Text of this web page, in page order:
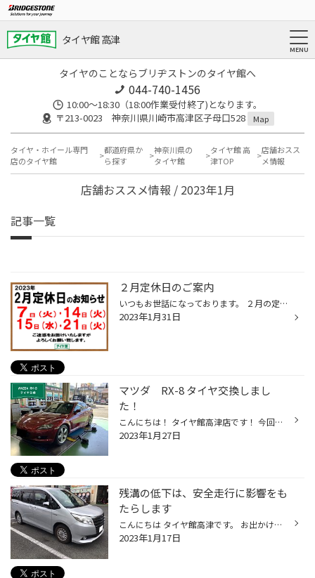
タイヤ館 高津
タイヤのことならブリヂストンのタイヤ館へ
044-740-1456
10:00～18:30（18:00作業受付終了)となります。
〒213-0023 神奈川県川崎市高津区子母口528
Map
タイヤ・ホイール専門
店のタイヤ館
都道府県か
ら探す
神奈川県の
タイヤ館
タイヤ館 高
津TOP
店舗おスス
メ情報
店舗おススメ情報 / 2023年1月
記事一覧
２月定休日のご案内
いつもお世話になっております。 ２月の定休日のご案内です。 尚、２月１５日は水曜日ですがお休みをさせて頂きますので ご注意下さい。 ご不便をお掛けしますが、よろしくお願い致します。
2023年1月31日
マツダ RX-8 タイヤ交換しまし
た！
こんにちは！ タイヤ館高津店です！ 今回は、RX-8のタイヤ交換をご紹介します！ 本日ご来店されましたRX-8は、 前回、エアーチェックでご来店され、 パンクしていることが見つかりました。 お客様は、お車をあと2〜3年でお乗り換えをする予定で、 この機会にタイヤ交換をするか、 パンク修理をして...
2023年1月27日
残溝の低下は、安全走行に影響をも
たらします
こんにちは タイヤ館高津です。 お出かけ前のご準備はお済みですか？ 本日は、タイヤ交換の紹介です！ レグノはブリヂストンの中で最上位のモデルとなります。 乗り心地や静粛性に優れた、タイヤとなっております。 ブリヂストンが目指す7つの性能を全て持ち合わせた、 グレートバランスのタイヤと...
2023年1月17日